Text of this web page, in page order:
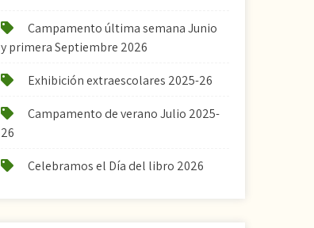
Campamento última semana Junio
y primera Septiembre 2026
Exhibición extraescolares 2025-26
Campamento de verano Julio 2025-
26
Celebramos el Día del libro 2026